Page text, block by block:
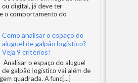
ou digital, já deve ter
o comportamento do
Como analisar o espaço do
aluguel de galpão logístico?
Veja 9 critérios!
Analisar o espaço do aluguel
de galpão logístico vai além de
quadrada. A func[...]